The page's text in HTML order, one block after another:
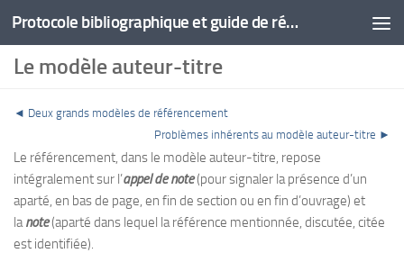
Protocole bibliographique et guide de rédaction
Le modèle auteur-titre
◄ Deux grands modèles de référencement
Problèmes inhérents au modèle auteur-titre ►
Le référencement, dans le modèle auteur-titre, repose
intégralement sur l’appel de note(pour signaler la présence d’un
aparté, en bas de page, en fin de section ou en fin d’ouvrage) et
lanote(aparté dans lequel la référence mentionnée, discutée, citée
est identifiée).